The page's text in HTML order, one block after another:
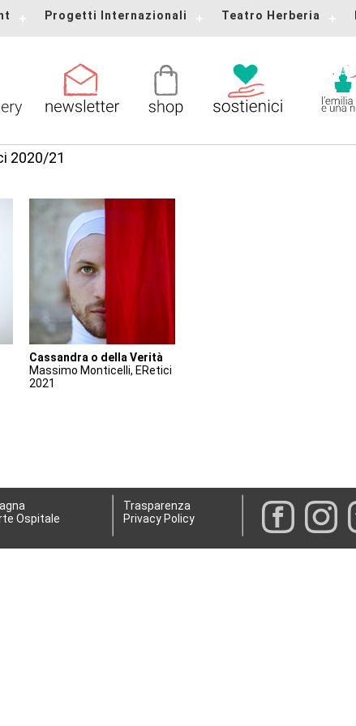
Progetti Internazionali Teatro Herberia
2020/21
Cassandra o della Verità
Massimo Monticelli, ERetici
2021
Ospitale
Trasparenza
Privacy Policy